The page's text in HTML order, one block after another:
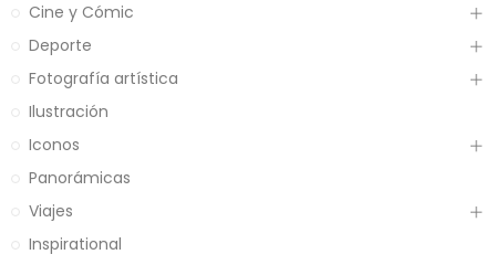
Cine y Cómic
Deporte
Fotografía artística
Ilustración
Iconos
Panorámicas
Viajes
Inspirational